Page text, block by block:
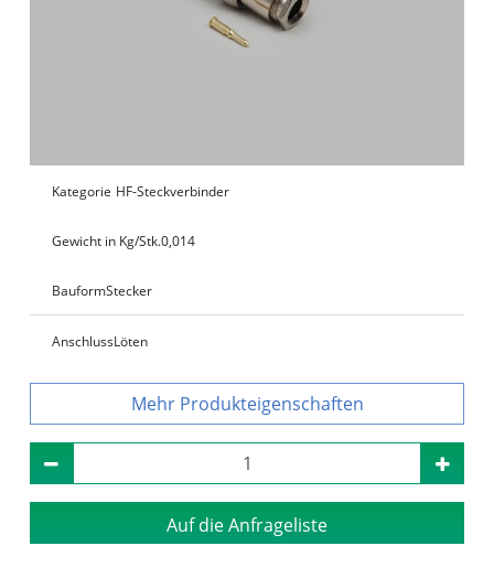
Kategorie HF-Steckverbinder
Gewicht in Kg/Stk.0,014
BauformStecker
AnschlussLöten
Produkteigenschaften
Auf die Anfrageliste